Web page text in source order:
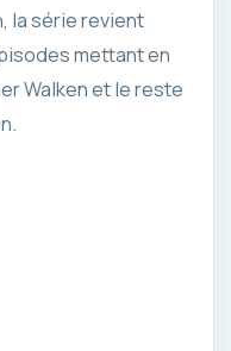
la série revient
mettant en
Walken et le reste